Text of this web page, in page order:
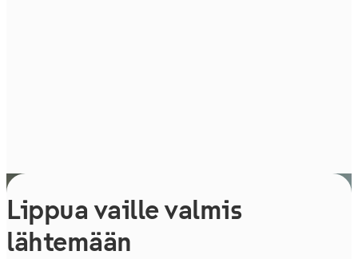
Lippua vaille valmis
lähtemään